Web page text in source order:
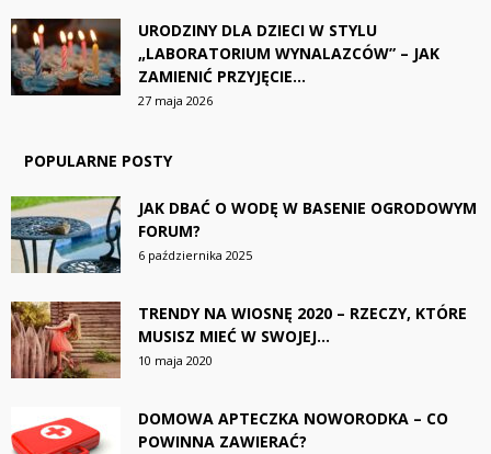
URODZINY DLA DZIECI W STYLU
„LABORATORIUM WYNALAZCÓW” – JAK
ZAMIENIĆ PRZYJĘCIE...
27 maja 2026
POPULARNE POSTY
JAK DBAĆ O WODĘ W BASENIE OGRODOWYM
FORUM?
6 października 2025
TRENDY NA WIOSNĘ 2020 – RZECZY, KTÓRE
MUSISZ MIEĆ W SWOJEJ...
10 maja 2020
DOMOWA APTECZKA NOWORODKA – CO
POWINNA ZAWIERAĆ?